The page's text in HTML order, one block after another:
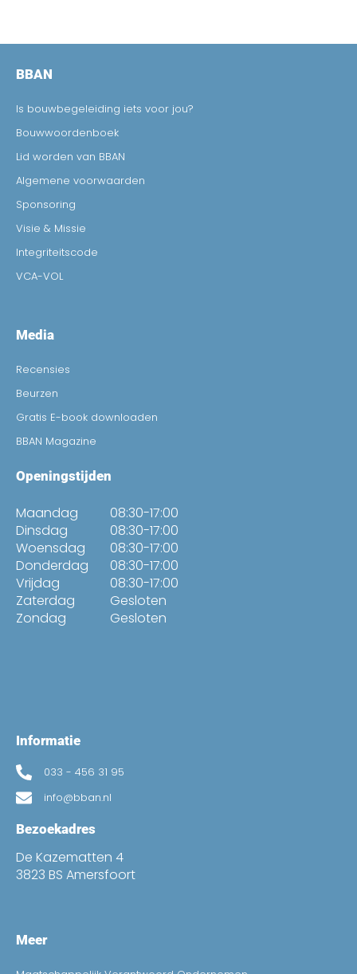
BBAN
Is bouwbegeleiding iets voor jou?
Bouwwoordenboek
Lid worden van BBAN
Algemene voorwaarden
Sponsoring
Visie & Missie
Integriteitscode
VCA-VOL
Media
Recensies
Beurzen
Gratis E-book downloaden
BBAN Magazine
Openingstijden
Maandag
Dinsdag
Woensdag
Donderdag
Vrijdag
Zaterdag
Zondag
08:30-17:00
08:30-17:00
08:30-17:00
08:30-17:00
08:30-17:00
Gesloten
Gesloten
Informatie
033 - 456 31 95
info@bban.nl
Bezoekadres
De Kazematten 4
3823 BS Amersfoort
Meer